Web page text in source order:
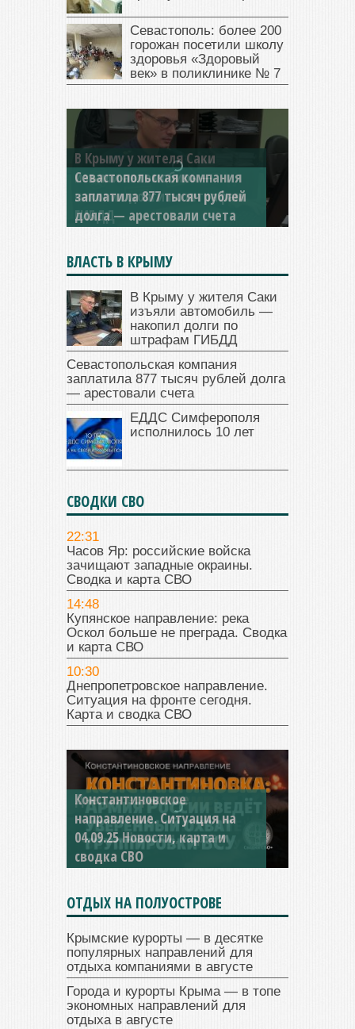
Севастополь: более 200
горожан посетили школу
здоровья «Здоровый
век» в поликлинике № 7
Севастопольская компания
заплатила 877 тысяч рублей
долга — арестовали счета
ВЛАСТЬ В КРЫМУ
В Крыму у жителя Саки
изъяли автомобиль —
накопил долги по
штрафам ГИБДД
Севастопольская компания
заплатила 877 тысяч рублей долга
— арестовали счета
ЕДДС Симферополя
исполнилось 10 лет
СВОДКИ СВО
22:31
Часов Яр: российские войска
зачищают западные окраины.
Сводка и карта СВО
14:48
Купянское направление: река
Оскол больше не преграда. Сводка
и карта СВО
10:30
Днепропетровское направление.
Ситуация на фронте сегодня.
Карта и сводка СВО
Константиновское
направление. Ситуация на
04.09.25 Новости, карта и
сводка СВО
ОТДЫХ НА ПОЛУОСТРОВЕ
Крымские курорты — в десятке
популярных направлений для
отдыха компаниями в августе
Города и курорты Крыма — в топе
экономных направлений для
отдыха в августе